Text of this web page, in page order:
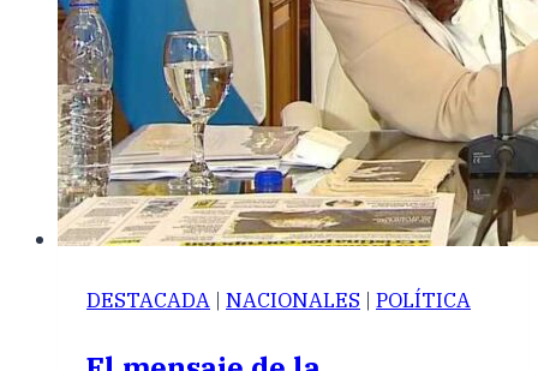
DESTACADA | NACIONALES | POLÍTICA